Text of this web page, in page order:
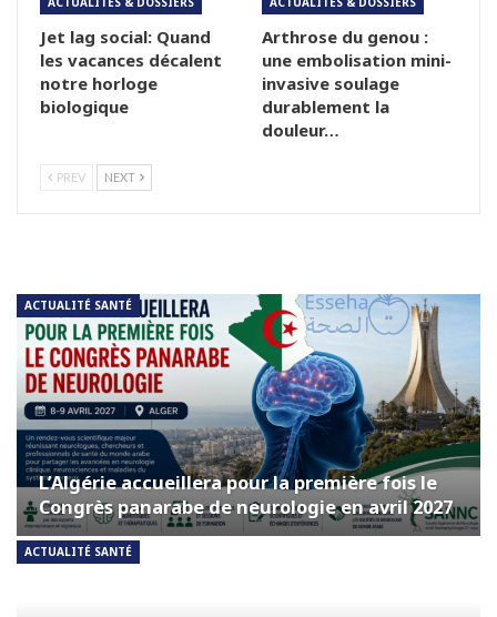
Jet lag social: Quand
les vacances décalent
notre horloge
biologique
Arthrose du genou :
une embolisation mini-
invasive soulage
durablement la
douleur…
PREV NEXT
ACTUALITÉ SANTÉ
L’Algérie accueillera pour la première fois le
Congrès panarabe de neurologie en avril 2027
ACTUALITÉ SANTÉ